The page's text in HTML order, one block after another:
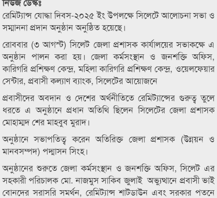
রেমিট্যান্স যোদ্ধা দিবস-২০২৫ ইং উপলক্ষে সিলেটে আলোচনা সভা ও
সম্মাননা প্রদান অনুষ্ঠান অনুষ্ঠিত হয়েছে।
রোববার (৩ আগস্ট) সিলেট জেলা প্রশাসক কার্যালয়ের সভাকক্ষে এ
অনুষ্ঠান পালন করা হয়। জেলা কর্মসংস্থান ও জনশক্তি অফিস,
কারিগরি প্রশিক্ষণ কেন্দ্র, মহিলা কারিগরি প্রশিক্ষণ কেন্দ্র, ওয়েলফেয়ার
সেন্টার, প্রবাসী কল্যাণ ব্যাংক, সিলেটের আয়োজনে
প্রবাসীদের অবদান ও দেশের অর্থনীতিতে রেমিট্যান্সের গুরুত্ব তুলে
ধরতে এ অনুষ্ঠানে প্রধান অতিথি ছিলেন সিলেটের জেলা প্রশাসক
মোহাম্মদ শের মাহবুব মুরাদ।
অনুষ্ঠানে সভাপতিত্ব করেন অতিরিক্ত জেলা প্রশাসক (উন্নয়ন ও
মানবসম্পদ) পদ্মাসন সিংহ।
অনুষ্ঠানের শুরুতে জেলা কর্মসংস্থান ও জনশক্তি অফিস, সিলেট এর
সহকারী পরিচালক মো. নাজমুস সাকিব জুলাই অভ্যুত্থানে প্রবাসী ভাই
বোনদের সরাসরি সমর্থন, রেমিট্যান্স শাটডাউন এবং সরকার পতনে